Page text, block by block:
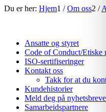
Du er her: Hjem1 / Om oss2 /
Ansatte og styret
Code of Conduct/Etiske
ISO-sertifiseringer
Kontakt oss
Takk for at du
Kundehistorier
Meld deg på
Samarbeidspartnere